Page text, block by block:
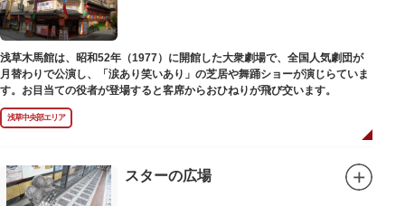
浅草木馬館は、昭和52年（1977）に開館した大衆劇場で、全国人気劇団が
月替わりで公演し、「涙あり笑いあり」の芝居や舞踊ショーが演じらていま
す。お目当ての役者が登場すると客席からおひねりが飛び交います。
浅草中央部エリア
スターの広場